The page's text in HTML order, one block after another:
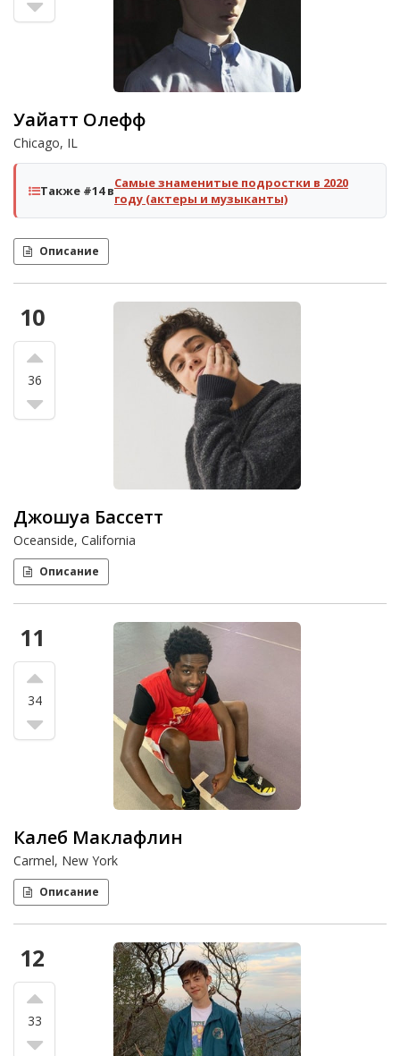
Уайатт Олефф
Chicago, IL
Также #14 вСамые знаменитые подростки в 2020
году (актеры и музыканты)
Описание
10
36
Джошуа Бассетт
Oceanside, California
Описание
11
34
Калеб Маклафлин
Carmel, New York
Описание
12
33